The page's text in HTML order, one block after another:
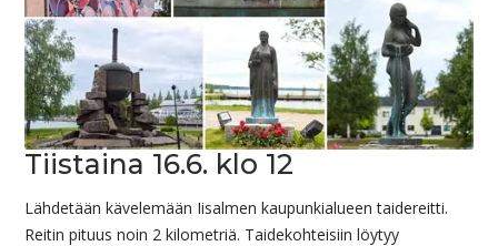
Tiistaina 16.6. klo 12
Lähdetään kävelemään Iisalmen kaupunkialueen taidereitti.
Reitin pituus noin 2 kilometriä. Taidekohteisiin löytyy